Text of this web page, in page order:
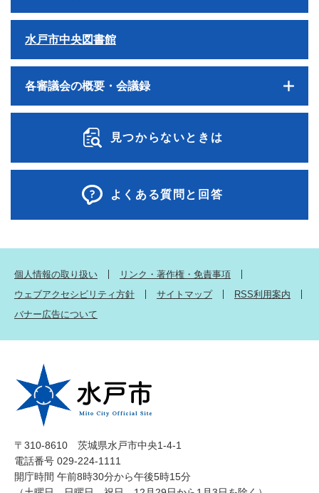
水戸市中央図書館
各審議会の概要・会議録
見つからないときは
よくある質問と回答
個人情報の取り扱い
リンク・著作権・免責事項
ウェブアクセシビリティ方針
サイトマップ
RSS利用案内
バナー広告について
〒310-8610 茨城県水戸市中央1-4-1
電話番号 029-224-1111
開庁時間 午前8時30分から午後5時15分